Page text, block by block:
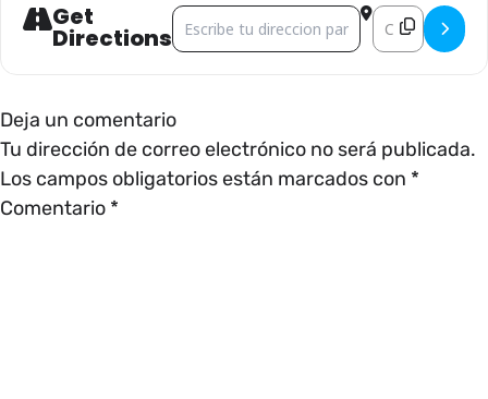
Get
Directions
Address - CINEMALIVE [] Destination
Deja un comentario
Tu dirección de correo electrónico no será publicada.
Los campos obligatorios están marcados con *
Comentario *